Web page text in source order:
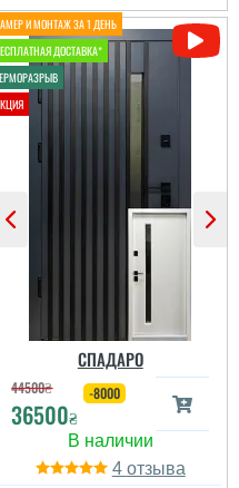
Іван
Класний дизайн,надійне
дерев'яне покриття,
хороші замки і метал,
гарно утеплені, дякую за
допомогу у виборі
дверей, все дуже
СПАДАРО
44500₴
36500₴
-8000
4